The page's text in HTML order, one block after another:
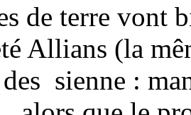
de terre vont
Allians (la
sienne :